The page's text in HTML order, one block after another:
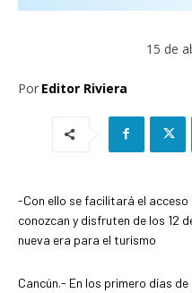
15 de
Por Editor Riviera
-Con ello se facilitará el
conozcan y disfruten de los 12
nueva era para el turismo
Cancún.- En los primero días